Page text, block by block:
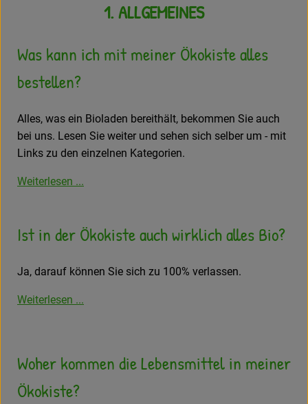
Angebote
Haltbares
Naturkosmetik
Über uns
1. ALLGEMEINES
Was kann ich mit meiner Ökokiste alles
bestellen?
Alles, was ein Bioladen bereithält, bekommen Sie auch
bei uns. Lesen Sie weiter und sehen sich selber um - mit
Links zu den einzelnen Kategorien.
Weiterlesen ...
Ist in der Ökokiste auch wirklich alles Bio?
Ja, darauf können Sie sich zu 100% verlassen.
Weiterlesen ...
Woher kommen die Lebensmittel in meiner
Ökokiste?